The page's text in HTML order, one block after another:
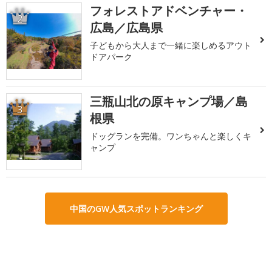
2
フォレストアドベンチャー・
広島／広島県
子どもから大人まで一緒に楽しめるアウト
ドアパーク
3
三瓶山北の原キャンプ場／島
根県
ドッグランを完備。ワンちゃんと楽しくキ
ャンプ
中国のGW人気スポットランキング